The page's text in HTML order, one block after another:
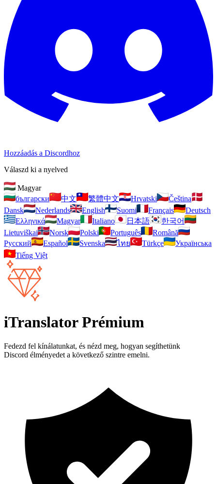
Hozzáadás a Discordhoz
Válaszd ki a nyelved
Magyar
български
中文 繁體中文 Hrvatski
Čeština
Dansk
Nederlands English Suomi Français
Deutsch
Ελληνικά
Magyar Italiano 日本語
한국어
Lietuviškai
Norsk Polski Português
Română
Pусский
Español Svenska ไทย Türkçe
Українська
Tiếng Việt
iTranslator Prémium
Fedezd fel kínálatunkat, és nézd meg, hogyan segíthetünk
Discord élményedet a következő szintre emelni.